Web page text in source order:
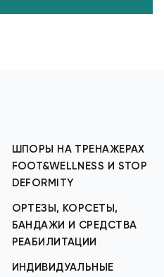
ШПОРЫ НА ТРЕНАЖЕРАХ
FOOT&WELLNESS И STOP
DEFORMITY
ОРТЕЗЫ, КОРСЕТЫ,
БАНДАЖИ И СРЕДСТВА
РЕАБИЛИТАЦИИ
ИНДИВИДУАЛЬНЫЕ